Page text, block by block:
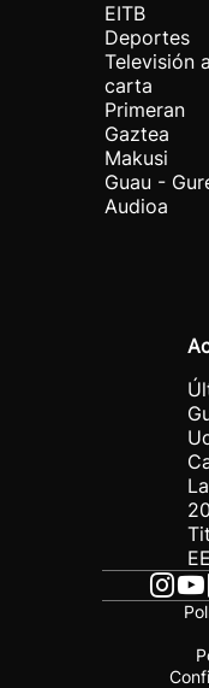
EITB
Deportes
Televisión
carta
Primeran
Gaztea
Makusi
Guau -
Audioa